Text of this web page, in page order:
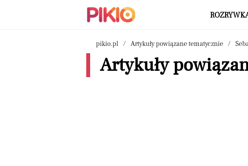
pikio.pl Artykuły powiązane tematycznie
Artykuły